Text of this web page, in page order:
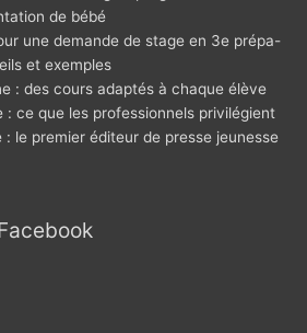
de bébé
une demande de stage en 3e prépa-
et exemples
: des cours adaptés à chaque élève
ce que les professionnels privilégient
: le premier éditeur de presse jeunesse